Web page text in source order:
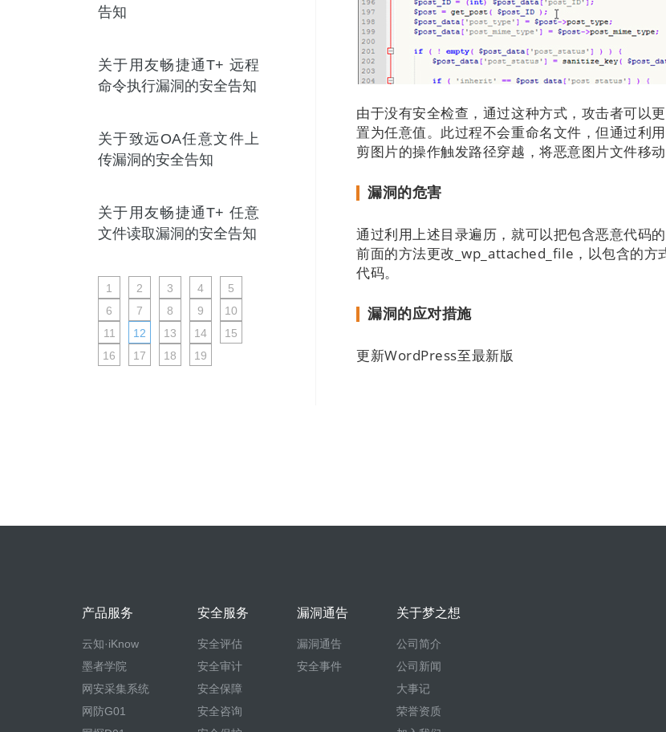
告知
关于用友畅捷通T+ 远程
命令执行漏洞的安全告知
关于致远OA任意文件上
传漏洞的安全告知
关于用友畅捷通T+ 任意
文件读取漏洞的安全告知
1 2 3 4
5
6
7 8 9
10
11
12 13 14
15
16
17 18 19
由于没有安全检查，通过这种方式，攻击者可
置为任意值。此过程不会重命名文件，但通过利
剪图片的操作触发路径穿越，将恶意图片文件移
漏洞的危害
通过利用上述目录遍历，就可以把包含恶意代码
前面的方法更改_wp_attached_file，以包含的方
代码。
漏洞的应对措施
更新WordPress至最新版
产品服务
云知·iKnow
墨者学院
网安采集系统
网防G01
安全服务
安全评估
安全审计
安全保障
安全咨询
漏洞通告
漏洞通告
安全事件
关于梦之想
公司简介
公司新闻
大事记
荣誉资质